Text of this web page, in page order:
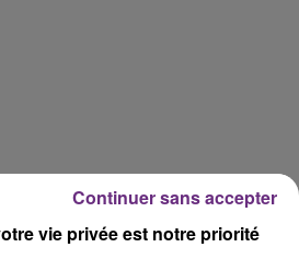
vie privée est notre priorité
Continuer sans accepter